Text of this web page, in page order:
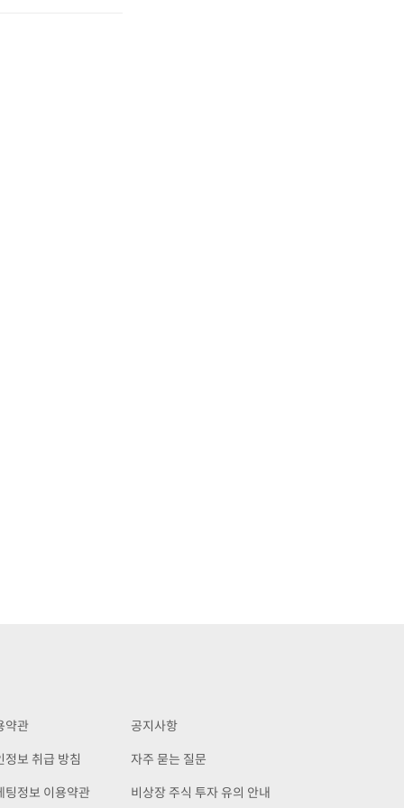
약관
정보 취급 방침
팅정보 이용약관
공지사항
자주 묻는 질문
비상장 주식 투자 유의 안내